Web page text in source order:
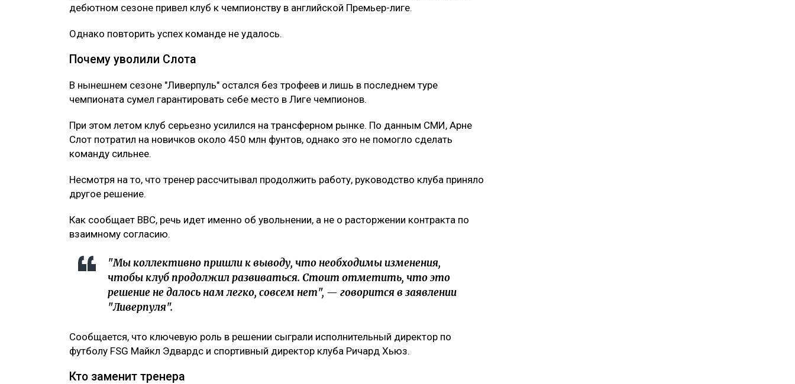
дебютном сезоне привел клуб к чемпионству в английской Премьер-лиге.
Однако повторить успех команде не удалось.
Почему уволили Слота
В нынешнем сезоне "Ливерпуль" остался без трофеев и лишь в последнем туре
чемпионата сумел гарантировать себе место в Лиге чемпионов.
При этом летом клуб серьезно усилился на трансферном рынке. По данным СМИ, Арне
Слот потратил на новичков около 450 млн фунтов, однако это не помогло сделать
команду сильнее.
Несмотря на то, что тренер рассчитывал продолжить работу, руководство клуба приняло
другое решение.
Как сообщает BBC, речь идет именно об увольнении, а не о расторжении контракта по
взаимному согласию.
"Мы коллективно пришли к выводу, что необходимы изменения,
чтобы клуб продолжил развиваться. Стоит отметить, что это
решение не далось нам легко, совсем нет", — говорится в заявлении
"Ливерпуля".
Сообщается, что ключевую роль в решении сыграли исполнительный директор по
футболу FSG Майкл Эдвардс и спортивный директор клуба Ричард Хьюз.
Кто заменит тренера